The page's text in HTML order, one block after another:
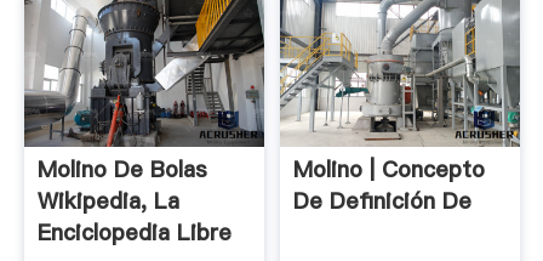
Molino De Bolas
Wikipedia, La
Enciclopedia Libre
Molino | Concepto
De Definición De